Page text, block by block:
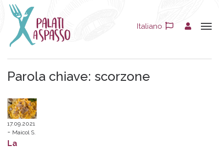
Italiano
Parola chiave: scorzone
17.09.2021
Maicol S.
La